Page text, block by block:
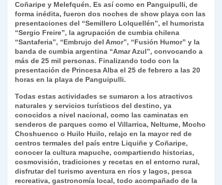
Coñaripe y Melefquén. Es así como en Panguipulli, de
forma inédita, fueron dos noches de show playa con las
presentaciones del “Semillero Lolquellén”, el humorista
“Sergio Freire”, la agrupación de cumbia chilena
“Santaferia”, “Embrujo del Amor”, “Fusión Humor” y la
banda de cumbia argentina “Amar Azul”, convocando a
más de 25 mil personas. Finalizando todo con la
presentación de Princesa Alba el 25 de febrero a las 20
horas en la playa de Panguipulli.
Todas estas actividades se sumaron a los atractivos
naturales y servicios turísticos del destino, ya
conocidos a nivel nacional, como las caminatas en
senderos de parques como el Villarrica, Neltume, Mocho
Choshuenco o Huilo Huilo, relajo en la mayor red de
centros termales del país entre Liquiñe y Coñaripe,
conocer la cultura mapuche, compartiendo historias,
cosmovisión, tradiciones y recetas en el entorno rural,
disfrutar del turismo aventura en ríos y lagos, pesca
recreativa, gastronomía local, todo acompañado de la